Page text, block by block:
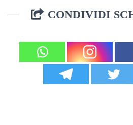
CONDIVIDI